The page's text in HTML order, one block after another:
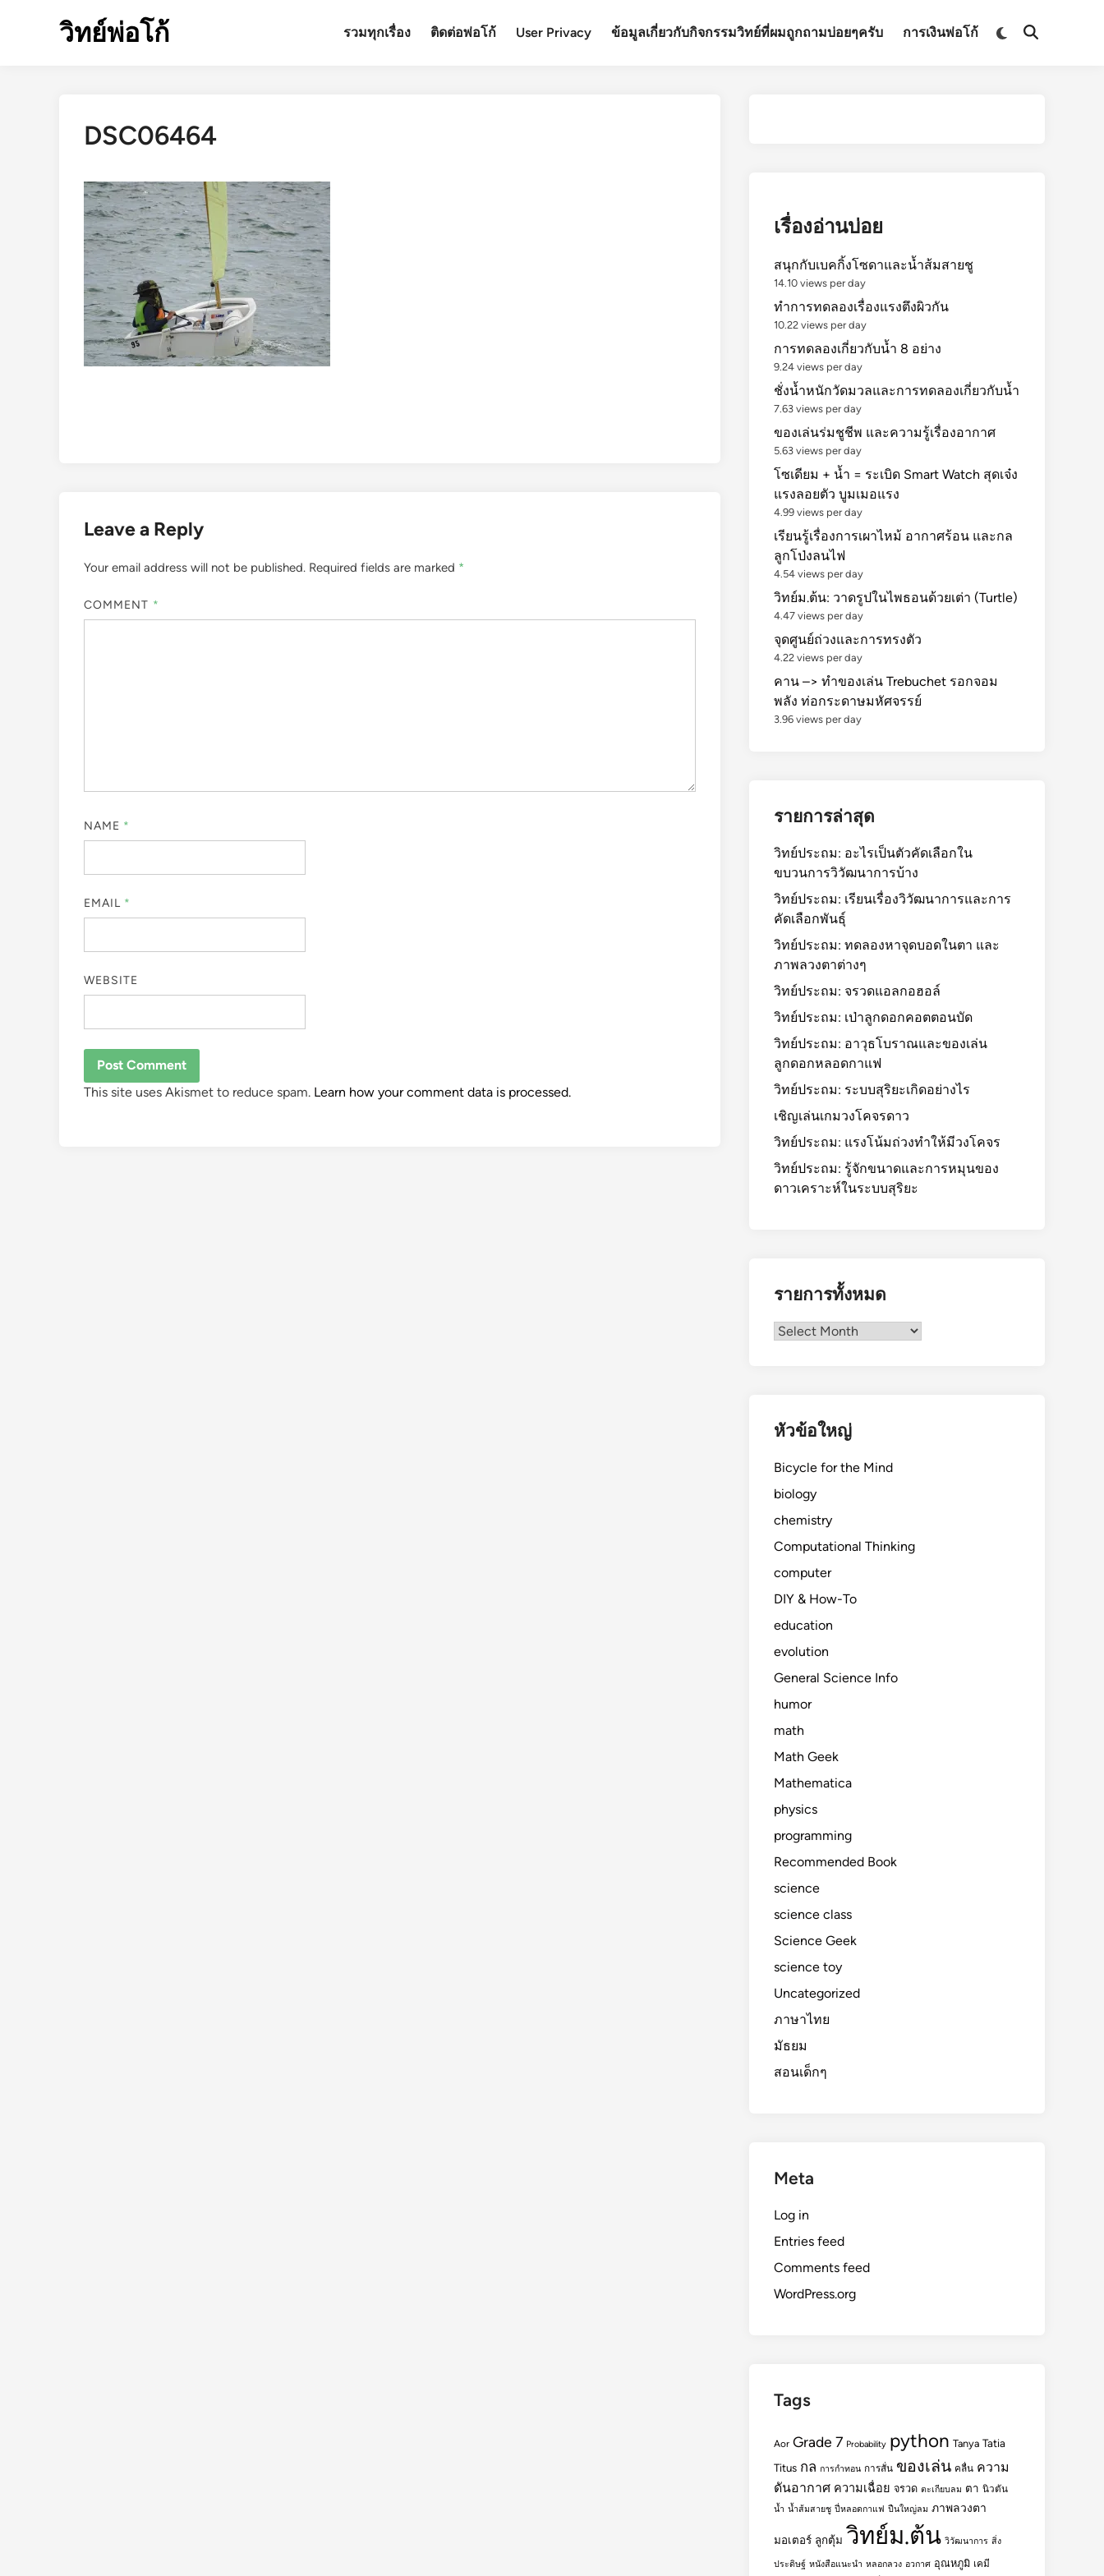
วิทย์พ่อโก้ รวมทุกเรื่อง ติดต่อพ่อโก้ User Privacy ข้อมูลเกี่ยวกับกิจกรรมวิทย์ที่ผมถูกถามบ่อยๆครับ การเงินพ่อโก้
Switch
Open
DSC06464
Leave a Reply
Your email address will not be published. Required fields are marked *
COMMENT *
NAME *
EMAIL *
WEBSITE
This site uses Akismet to reduce spam. Learn how your comment data is processed.
เรื่องอ่านบ่อย
สนุกกับเบคกิ้งโซดาและน้ำส้มสายชู
14.10 views per day
ทำการทดลองเรื่องแรงตึงผิวกัน
10.22 views per day
การทดลองเกี่ยวกับน้ำ 8 อย่าง
9.24 views per day
ชั่งน้ำหนักวัดมวลและการทดลองเกี่ยวกับน้ำ
7.63 views per day
ของเล่นร่มชูชีพ และความรู้เรื่องอากาศ
5.63 views per day
โซเดียม + น้ำ = ระเบิด Smart Watch สุดเจ๋ง
แรงลอยตัว บูมเมอแรง
4.99 views per day
เรียนรู้เรื่องการเผาไหม้ อากาศร้อน และกล
ลูกโป่งลนไฟ
4.54 views per day
วิทย์ม.ต้น: วาดรูปในไพธอนด้วยเต่า (Turtle)
4.47 views per day
จุดศูนย์ถ่วงและการทรงตัว
4.22 views per day
คาน –> ทำของเล่น Trebuchet รอกจอม
พลัง ท่อกระดาษมหัศจรรย์
3.96 views per day
รายการล่าสุด
วิทย์ประถม: อะไรเป็นตัวคัดเลือกใน
ขบวนการวิวัฒนาการบ้าง
วิทย์ประถม: เรียนเรื่องวิวัฒนาการและการ
คัดเลือกพันธุ์
วิทย์ประถม: ทดลองหาจุดบอดในตา และ
ภาพลวงตาต่างๆ
วิทย์ประถม: จรวดแอลกอฮอล์
วิทย์ประถม: เป่าลูกดอกคอตตอนบัด
วิทย์ประถม: อาวุธโบราณและของเล่น
ลูกดอกหลอดกาแฟ
วิทย์ประถม: ระบบสุริยะเกิดอย่างไร
เชิญเล่นเกมวงโคจรดาว
วิทย์ประถม: แรงโน้มถ่วงทำให้มีวงโคจร
วิทย์ประถม: รู้จักขนาดและการหมุนของ
ดาวเคราะห์ในระบบสุริยะ
รายการทั้งหมด
รายการ
หัวข้อใหญ่
Bicycle for the Mind
biology
chemistry
Computational Thinking
computer
DIY & How-To
education
evolution
General Science Info
humor
math
Math Geek
Mathematica
physics
programming
Recommended Book
science
science class
Science Geek
science toy
Uncategorized
ภาษาไทย
มัธยม
สอนเด็กๆ
Meta
Log in
Entries feed
Comments feed
WordPress.org
Tags
Aor Grade 7 Probability python Tanya Tatia
Titus กล การกำทอน การสั่น ของเล่น คลื่น ความ
ดันอากาศ ความเฉื่อย จรวด ตะเกียบลม ตา นิวตัน
น้ำ น้ำส้มสายชู ปี่หลอดกาแฟ ปืนใหญ่ลม ภาพลวงตา
มอเตอร์ ลูกตุ้ม วิทย์ม.ต้น วิวัฒนาการ สิ่ง
ประดิษฐ์ หนังสือแนะนำ หลอกลวง อวกาศ อุณหภูมิ เคมี